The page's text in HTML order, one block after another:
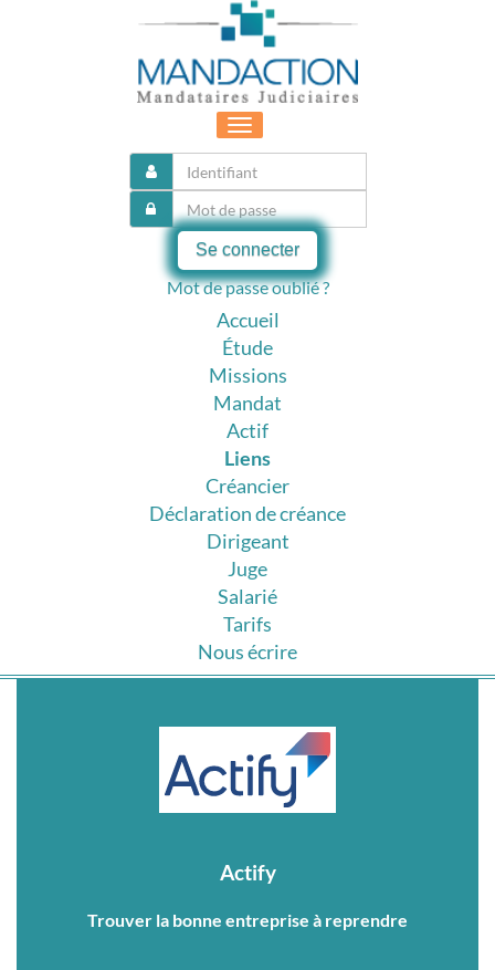
Toggle
navigation
Se connecter
Mot de passe oublié ?
Accueil
Étude
Missions
Mandat
Actif
Liens
Créancier
Déclaration de créance
Dirigeant
Juge
Salarié
Tarifs
Nous écrire
Actify
Trouver la bonne entreprise à reprendre